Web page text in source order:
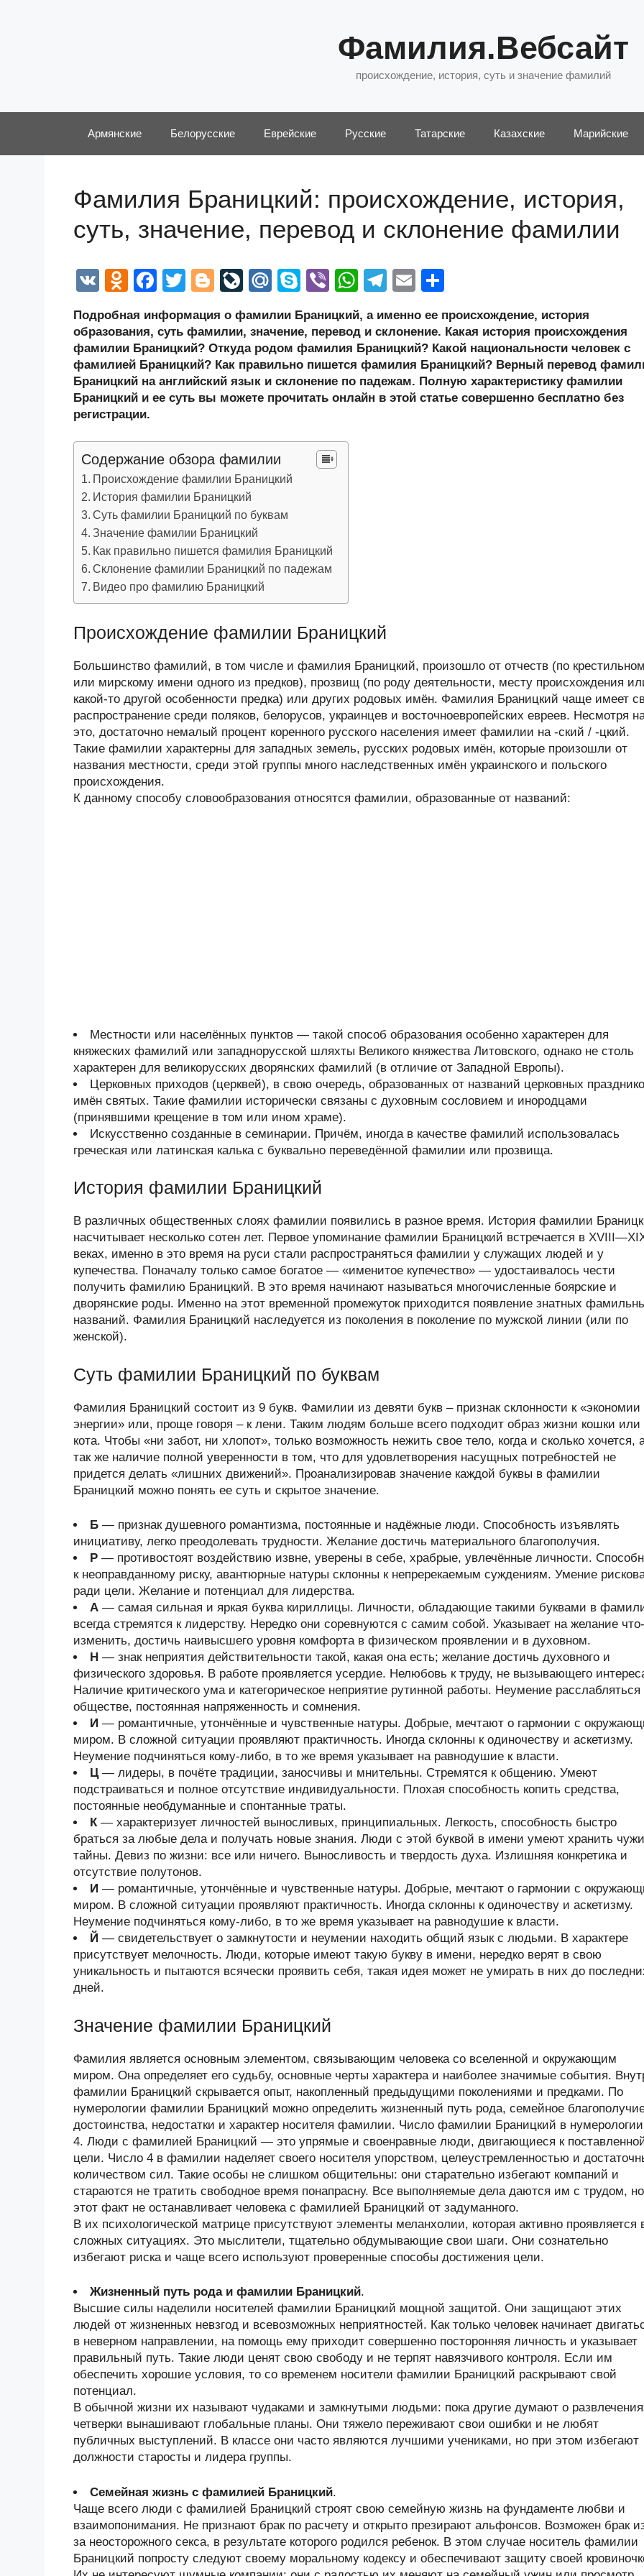
Фамилия.Вебсайт
происхождение, история, суть и значение фамилий
Армянские Белорусские Еврейские Русские Татарские Казахские Марийские
Фамилия Браницкий: происхождение, история,
суть, значение, перевод и склонение фамилии
V
O
n
o
kl
a
ss
ni
ki
F
c
e
b
o
k
T
tt
er
Bl
g
g
er
Li
e
J
o
ur
al
M
.R
u
S
p
e
Vi
er
W
h
at
s
A
p
T
e
gr
a
m
E
ail р
а
в
и
Подробная информация о фамилии Браницкий, а именно ее происхождение, история
образования, суть фамилии, значение, перевод и склонение. Какая история происхождения
фамилии Браницкий? Откуда родом фамилия Браницкий? Какой национальности человек с
фамилией Браницкий? Как правильно пишется фамилия Браницкий? Верный перевод
Браницкий на английский язык и склонение по падежам. Полную характеристику фамилии
Браницкий и ее суть вы можете прочитать онлайн в этой статье совершенно бесплатно без
регистрации.
Содержание обзора фамилии
Происхождение фамилии Браницкий
История фамилии Браницкий
Суть фамилии Браницкий по буквам
Значение фамилии Браницкий
Как правильно пишется фамилия Браницкий
Склонение фамилии Браницкий по падежам
Видео про фамилию Браницкий
Происхождение фамилии Браницкий
Большинство фамилий, в том числе и фамилия Браницкий, произошло от отчеств (по
или мирскому имени одного из предков), прозвищ (по роду деятельности, месту происхождения
какой-то другой особенности предка) или других родовых имён. Фамилия Браницкий чаще имеет
распространение среди поляков, белорусов, украинцев и восточноевропейских евреев. Несмотря
это, достаточно немалый процент коренного русского населения имеет фамилии на -ский / -цкий.
Такие фамилии характерны для западных земель, русских родовых имён, которые произошли от
названия местности, среди этой группы много наследственных имён украинского и польского
происхождения.
К данному способу словообразования относятся фамилии, образованные от названий:
Местности или населённых пунктов — такой способ образования особенно характерен для
княжеских фамилий или западнорусской шляхты Великого княжества Литовского, однако не столь
характерен для великорусских дворянских фамилий (в отличие от Западной Европы).
Церковных приходов (церквей), в свою очередь, образованных от названий церковных
имён святых. Такие фамилии исторически связаны с духовным сословием и инородцами
(принявшими крещение в том или ином храме).
Искусственно созданные в семинарии. Причём, иногда в качестве фамилий использовалась
греческая или латинская калька с буквально переведённой фамилии или прозвища.
История фамилии Браницкий
В различных общественных слоях фамилии появились в разное время. История фамилии
насчитывает несколько сотен лет. Первое упоминание фамилии Браницкий встречается в
веках, именно в это время на руси стали распространяться фамилии у служащих людей и у
купечества. Поначалу только самое богатое — «именитое купечество» — удостаивалось чести
получить фамилию Браницкий. В это время начинают называться многочисленные боярские и
дворянские роды. Именно на этот временной промежуток приходится появление знатных
названий. Фамилия Браницкий наследуется из поколения в поколение по мужской линии (или по
женской).
Суть фамилии Браницкий по буквам
Фамилия Браницкий состоит из 9 букв. Фамилии из девяти букв – признак склонности к «экономии
энергии» или, проще говоря – к лени. Таким людям больше всего подходит образ жизни кошки или
кота. Чтобы «ни забот, ни хлопот», только возможность нежить свое тело, когда и сколько хочется,
так же наличие полной уверенности в том, что для удовлетворения насущных потребностей не
придется делать «лишних движений». Проанализировав значение каждой буквы в фамилии
Браницкий можно понять ее суть и скрытое значение.
Б — признак душевного романтизма, постоянные и надёжные люди. Способность изъявлять
инициативу, легко преодолевать трудности. Желание достичь материального благополучия.
Р — противостоят воздействию извне, уверены в себе, храбрые, увлечённые личности.
к неоправданному риску, авантюрные натуры склонны к непререкаемым суждениям. Умение
ради цели. Желание и потенциал для лидерства.
А — самая сильная и яркая буква кириллицы. Личности, обладающие такими буквами в
всегда стремятся к лидерству. Нередко они соревнуются с самим собой. Указывает на желание
изменить, достичь наивысшего уровня комфорта в физическом проявлении и в духовном.
Н — знак неприятия действительности такой, какая она есть; желание достичь духовного и
физического здоровья. В работе проявляется усердие. Нелюбовь к труду, не вызывающего
Наличие критического ума и категорическое неприятие рутинной работы. Неумение расслабляться
обществе, постоянная напряженность и сомнения.
И — романтичные, утончённые и чувственные натуры. Добрые, мечтают о гармонии с
миром. В сложной ситуации проявляют практичность. Иногда склонны к одиночеству и аскетизму.
Неумение подчиняться кому-либо, в то же время указывает на равнодушие к власти.
Ц— лидеры, в почёте традиции, заносчивы и мнительны. Стремятся к общению. Умеют
подстраиваться и полное отсутствие индивидуальности. Плохая способность копить средства,
постоянные необдуманные и спонтанные траты.
К— характеризует личностей выносливых, принципиальных. Легкость, способность быстро
браться за любые дела и получать новые знания. Люди с этой буквой в имени умеют хранить
тайны. Девиз по жизни: все или ничего. Выносливость и твердость духа. Излишняя конкретика и
отсутствие полутонов.
И — романтичные, утончённые и чувственные натуры. Добрые, мечтают о гармонии с
миром. В сложной ситуации проявляют практичность. Иногда склонны к одиночеству и аскетизму.
Неумение подчиняться кому-либо, в то же время указывает на равнодушие к власти.
Й — свидетельствует о замкнутости и неумении находить общий язык с людьми. В характере
присутствует мелочность. Люди, которые имеют такую букву в имени, нередко верят в свою
уникальность и пытаются всячески проявить себя, такая идея может не умирать в них до
дней.
Значение фамилии Браницкий
Фамилия является основным элементом, связывающим человека со вселенной и окружающим
миром. Она определяет его судьбу, основные черты характера и наиболее значимые события.
фамилии Браницкий скрывается опыт, накопленный предыдущими поколениями и предками. По
нумерологии фамилии Браницкий можно определить жизненный путь рода, семейное
достоинства, недостатки и характер носителя фамилии. Число фамилии Браницкий в
4. Люди с фамилией Браницкий — это упрямые и своенравные люди, двигающиеся к
цели. Число 4 в фамилии наделяет своего носителя упорством, целеустремленностью и
количеством сил. Такие особы не слишком общительны: они старательно избегают компаний и
стараются не тратить свободное время понапрасну. Все выполняемые дела даются им с трудом, но
этот факт не останавливает человека с фамилией Браницкий от задуманного.
В их психологической матрице присутствуют элементы меланхолии, которая активно проявляется
сложных ситуациях. Это мыслители, тщательно обдумывающие свои шаги. Они сознательно
избегают риска и чаще всего используют проверенные способы достижения цели.
Жизненный путь рода и фамилии Браницкий.
Высшие силы наделили носителей фамилии Браницкий мощной защитой. Они защищают этих
людей от жизненных невзгод и всевозможных неприятностей. Как только человек начинает
в неверном направлении, на помощь ему приходит совершенно посторонняя личность и указывает
правильный путь. Такие люди ценят свою свободу и не терпят навязчивого контроля. Если им
обеспечить хорошие условия, то со временем носители фамилии Браницкий раскрывают свой
потенциал.
В обычной жизни их называют чудаками и замкнутыми людьми: пока другие думают о
четверки вынашивают глобальные планы. Они тяжело переживают свои ошибки и не любят
публичных выступлений. В классе они часто являются лучшими учениками, но при этом избегают
должности старосты и лидера группы.
Семейная жизнь с фамилией Браницкий.
Чаще всего люди с фамилией Браницкий строят свою семейную жизнь на фундаменте любви и
взаимопонимания. Не признают брак по расчету и открыто презирают альфонсов. Возможен брак
за неосторожного секса, в результате которого родился ребенок. В этом случае носитель фамилии
Браницкий попросту следуют своему моральному кодексу и обеспечивают защиту своей